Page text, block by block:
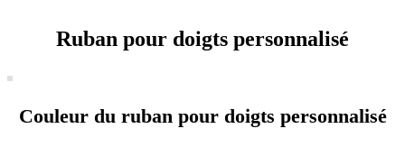
Ruban pour doigts personnalisé
Couleur du ruban pour doigts personnalisé